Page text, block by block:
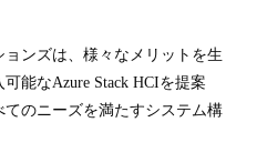
ンズは、様々なメリットを生
能なAzure Stack HCIを提案
のニーズを満たすシステム構